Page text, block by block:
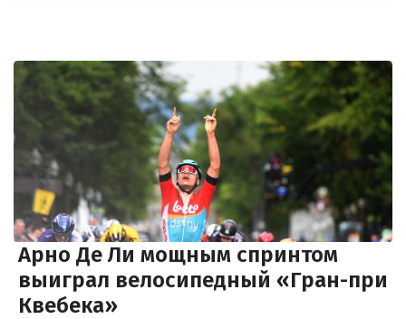
Арно Де Ли мощным спринтом
выиграл велосипедный «Гран-при
Квебека»